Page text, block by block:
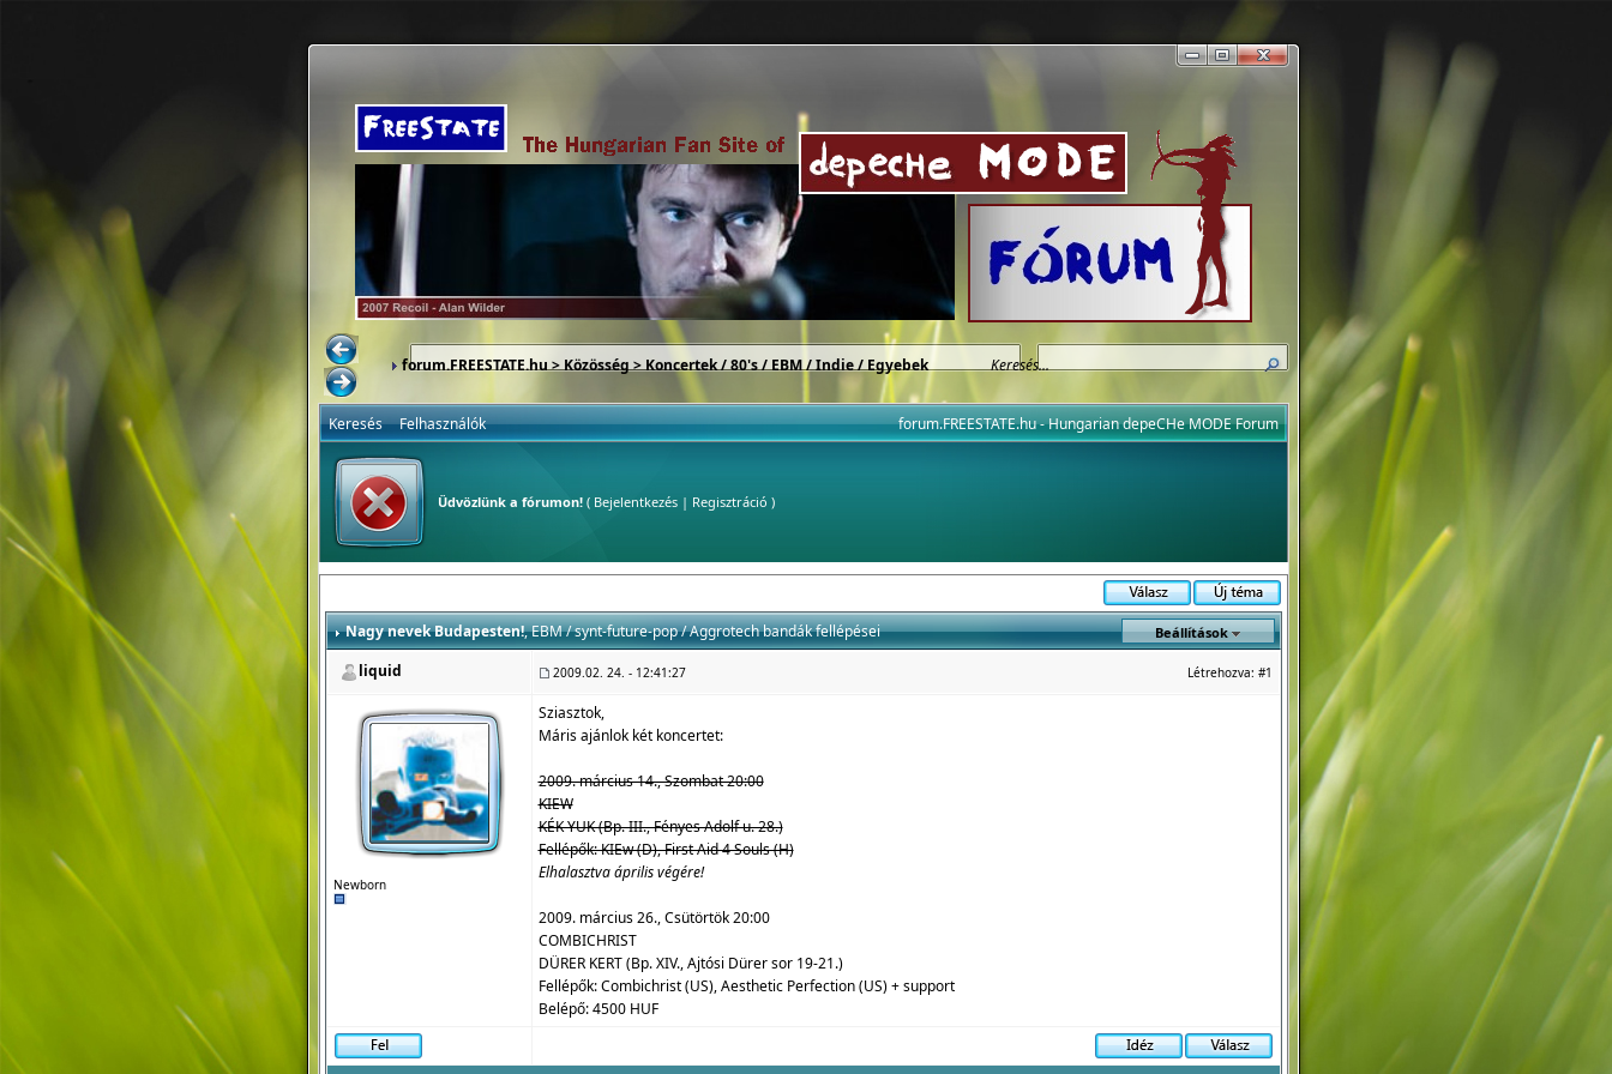
forum.FREESTATE.hu>Közösség>Koncertek / 80's / EBM / Indie / Egyebek
forum.FREESTATE.hu - Hungarian depeCHe MODE Forum
Keresés Felhasználók
Üdvözlünk a fórumon!( Bejelentkezés| Regisztráció )
Nagy nevek Budapesten!, EBM / synt-future-pop / Aggrotech bandák fellépései Beállítások
liquid 2009.02. 24. - 12:41:27 Létrehozva: #1
Newborn
Sziasztok,
Máris ajánlok két koncertet:
2009. március 14., Szombat 20:00
KIEW
KÉK YUK (Bp. III., Fényes Adolf u. 28.)
Fellépők: KIEw (D), First Aid 4 Souls (H)
Elhalasztva április végére!
2009. március 26., Csütörtök 20:00
COMBICHRIST
DÜRER KERT (Bp. XIV., Ajtósi Dürer sor 19-21.)
Fellépők: Combichrist (US), Aesthetic Perfection (US) + support
Belépő: 4500 HUF